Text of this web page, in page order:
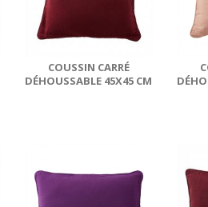
COUSSIN CARRÉ
DÉHOUSSABLE 45X45 CM